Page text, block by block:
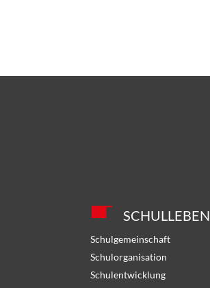
SCHULLEBEN
Schulgemeinschaft
Schulorganisation
Schulentwicklung